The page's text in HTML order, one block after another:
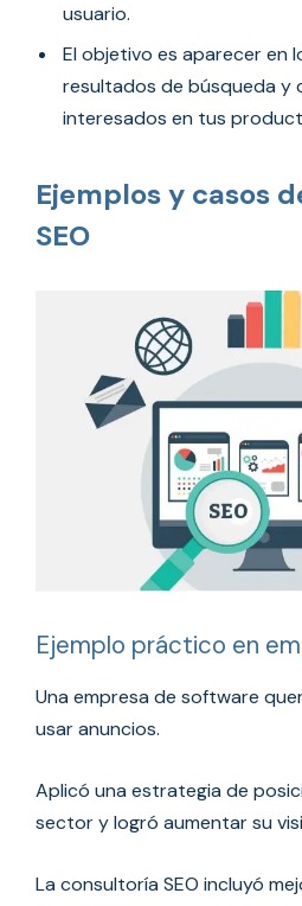
usuario.
El objetivo es aparecer en
resultados de búsqueda y
interesados en tus
Ejemplos y casos
SEO
Ejemplo práctico en
Una empresa de software
usar anuncios.
Aplicó una estrategia de
sector y logró aumentar su
La consultoría SEO incluyó